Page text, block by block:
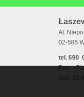
Al.
02-585
tel. 690
Pon. -
Sob.